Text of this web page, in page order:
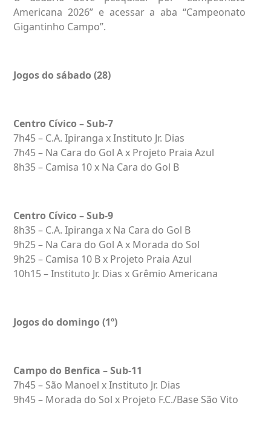
Americana 2026” e acessar a aba “Campeonato
Gigantinho Campo”.
Jogos do sábado (28)
Centro Cívico – Sub-7
7h45 – C.A. Ipiranga x Instituto Jr. Dias
7h45 – Na Cara do Gol A x Projeto Praia Azul
8h35 – Camisa 10 x Na Cara do Gol B
Centro Cívico – Sub-9
8h35 – C.A. Ipiranga x Na Cara do Gol B
9h25 – Na Cara do Gol A x Morada do Sol
9h25 – Camisa 10 B x Projeto Praia Azul
10h15 – Instituto Jr. Dias x Grêmio Americana
Jogos do domingo (1º)
Campo do Benfica – Sub-11
7h45 – São Manoel x Instituto Jr. Dias
9h45 – Morada do Sol x Projeto F.C./Base São Vito